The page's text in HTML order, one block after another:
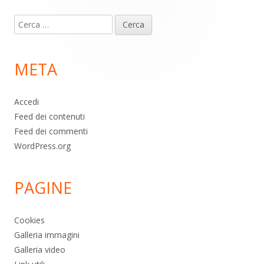
piè
pagina
Ricerca
per:
META
Accedi
Feed dei contenuti
Feed dei commenti
WordPress.org
PAGINE
Cookies
Galleria immagini
Galleria video